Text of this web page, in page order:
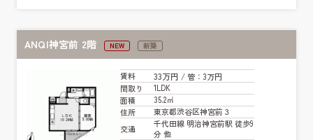
ANQI神宮前 2階 NEW 新築
賃料 33万円 / 管：3万円
間取り
1LDK
面積
35.2㎡
住所
東京都渋谷区神宮前３
交通
千代田線 明治神宮前駅 徒歩9
分 他